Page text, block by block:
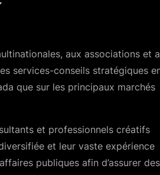
aux associations et
services-conseils stratégiques
que sur les principaux marchés
et professionnels créatifs
et leur vaste expérience
publiques afin d’assurer des